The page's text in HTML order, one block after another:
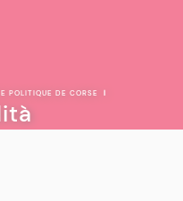
POLITIQUE DE CORSE |